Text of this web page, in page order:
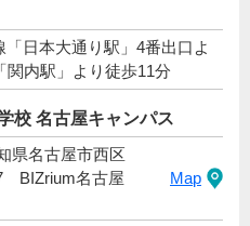
日本大通り駅」4番出口よ
関内駅」より徒歩11分
校 名古屋キャンパス
県名古屋市西区
BIZrium名古屋
Map